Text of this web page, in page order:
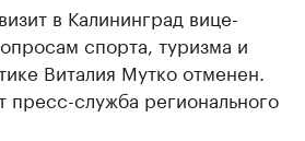
в Калининград вице-
спорта, туризма и
Виталия Мутко отменен.
служба регионального